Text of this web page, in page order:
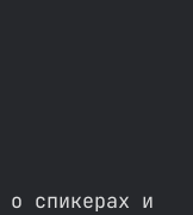
о спикерах и